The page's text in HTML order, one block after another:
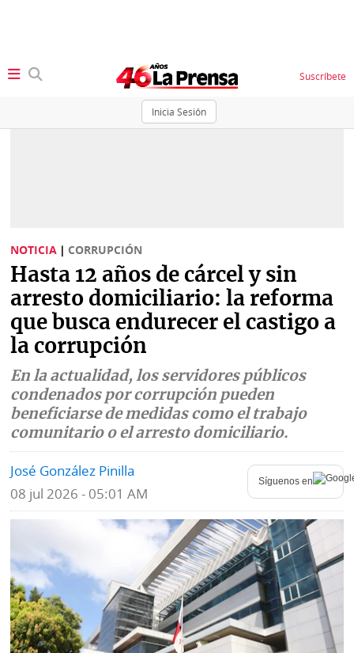
Inicia Sesión
Suscríbete
Sociedad
Judiciales
Política
Economía
Mundo
Deportes
Tecnología
Ponle
la
Firma
Status
K
Vivir+
Opinión
Blogs
Fotografías
Videos
Fe
de
erratas
Historias
SERVICIOS
NOTICIA | CORRUPCIÓN
Hasta 12 años de cárcel y sin
arresto domiciliario: la reforma
que busca endurecer el castigo a
la corrupción
En la actualidad, los servidores públicos
condenados por corrupción pueden
beneficiarse de medidas como el trabajo
comunitario o el arresto domiciliario.
José González Pinilla
08 jul 2026 - 05:01 AM
Síguenos en